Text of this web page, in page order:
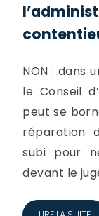
NON : dans
le Conseil
peut se
réparation
subi pour
devant le